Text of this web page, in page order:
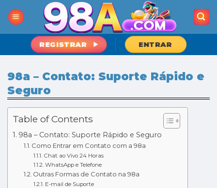
to
REGISTRAR ENTRAR
98a – Contato: Suporte Rápido e
Seguro
Table of Contents
98a – Contato: Suporte Rápido e Seguro
Como Entrar em Contato com a 98a
Chat ao Vivo 24 Horas
WhatsApp e Telefone
Outras Formas de Contato na 98a
E-mail de Suporte